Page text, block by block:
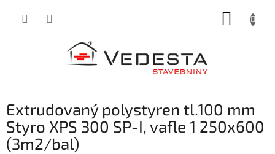
Extrudovaný polystyren tl.100 mm
Styro XPS 300 SP-I, vafle 1 250x600
(3m2/bal)